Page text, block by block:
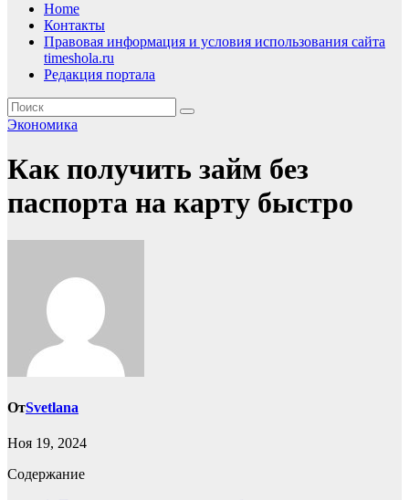
Home
Контакты
Правовая информация и условия использования сайта
timeshola.ru
Редакция портала
Экономика
Как получить займ без
паспорта на карту быстро
ОтSvetlana
Ноя 19, 2024
Содержание